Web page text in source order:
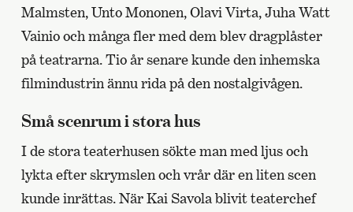
Malmsten, Unto Mononen, Olavi Virta, Juha Watt
Vainio och många fler med dem blev dragplåster
på teatrarna. Tio år senare kunde den inhemska
filmindustrin ännu rida på den nostalgivågen.
Små scenrum i stora hus
I de stora teaterhusen sökte man med ljus och
lykta efter skrymslen och vrår där en liten scen
kunde inrättas. När Kai Savola blivit teaterchef